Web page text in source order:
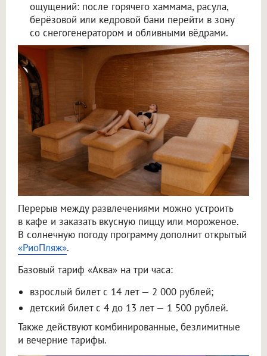
ощущений: после горячего хаммама, расула,
берёзовой или кедровой бани перейти в зону
со снегогенератором и обливными вёдрами.
Перерыв между развлечениями можно устроить
в кафе и заказать вкусную пиццу или мороженое.
В солнечную погоду программу дополнит открытый
«РиоПляж».
Базовый тариф «Аква» на три часа:
взрослый билет с 14 лет — 2 000 рублей;
детский билет с 4 до 13 лет — 1 500 рублей.
Также действуют комбинированные, безлимитные
и вечерние тарифы.